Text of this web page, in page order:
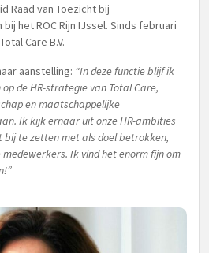
Raad van Toezicht bij
het ROC Rijn IJssel. Sinds februari
Care B.V.
aanstelling: “In deze functie blijf ik
de HR-strategie van Total Care,
en maatschappelijke
Ik kijk ernaar uit onze HR-ambities
te zetten met als doel betrokken,
Ik vind het enorm fijn om